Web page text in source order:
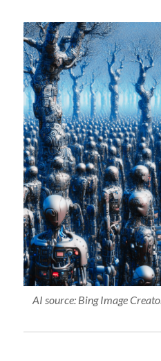
AI source: Bing Image